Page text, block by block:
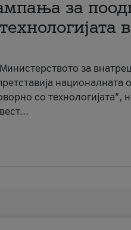
за
за
националната
со технологијата“,